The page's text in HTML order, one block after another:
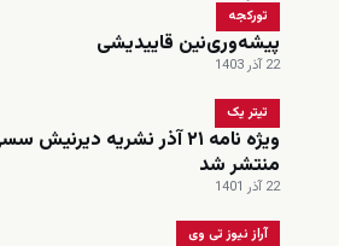
تورکجه
پیشه‌وری‌نین قاییدیشی
22 آذر 1403
تیتر یک
ویژه نامه ۲۱ آذر نشریه دیرنیش
منتشر شد
22 آذر 1401
آراز نیوز تی وی